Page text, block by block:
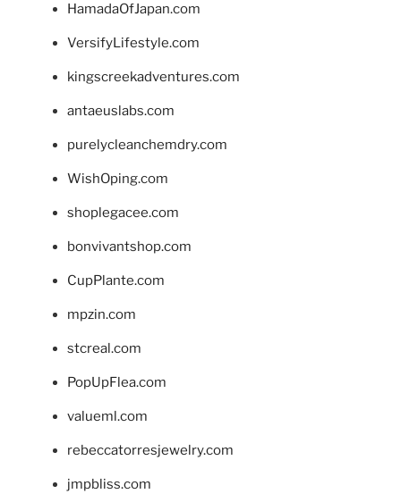
HamadaOfJapan.com
VersifyLifestyle.com
kingscreekadventures.com
antaeuslabs.com
purelycleanchemdry.com
WishOping.com
shoplegacee.com
bonvivantshop.com
CupPlante.com
mpzin.com
stcreal.com
PopUpFlea.com
valueml.com
rebeccatorresjewelry.com
jmpbliss.com